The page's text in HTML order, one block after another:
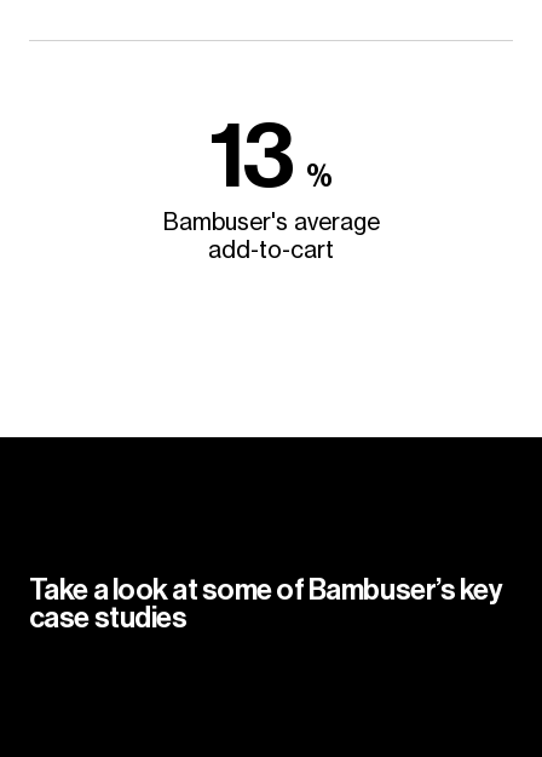
13 %
Bambuser's average
add-to-cart
Take a look at some of Bambuser’s key
case studies